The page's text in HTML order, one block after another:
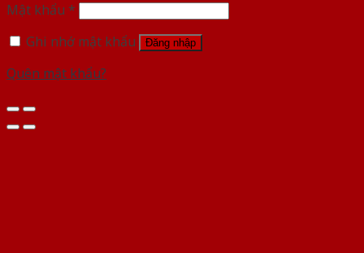
Mật khẩu *
Ghi nhớ mật khẩu
Đăng nhập
Quên mật khẩu?